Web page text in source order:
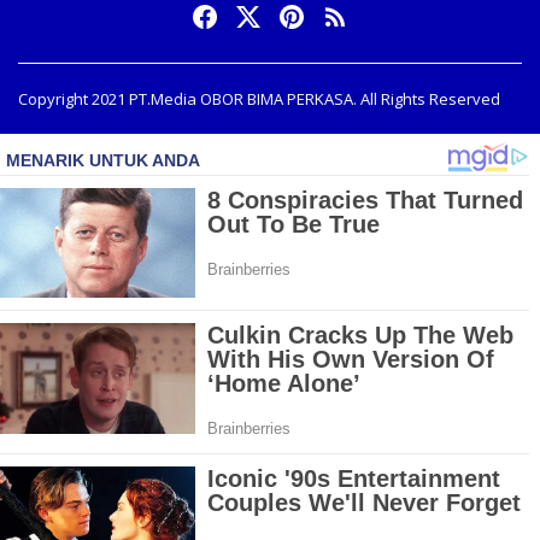
Copyright 2021 PT.Media OBOR BIMA PERKASA. All Rights Reserved